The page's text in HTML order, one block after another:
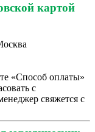
картой
«Способ оплаты»
с
свяжется с